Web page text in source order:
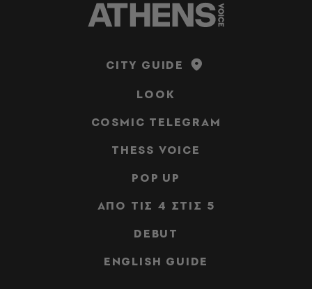
CITY GUIDE
LOOK
COSMIC TELEGRAM
THESS VOICE
POP UP
ΑΠΟ ΤΙΣ 4 ΣΤΙΣ 5
DEBUT
ENGLISH GUIDE